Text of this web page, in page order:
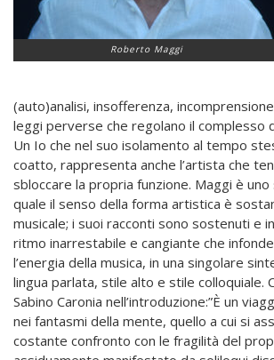
Roberto Maggi
(auto)analisi, insofferenza,
leggi perverse che regolano il complesso
Un Io che nel suo isolamento al tempo
coatto, rappresenta anche l’artista che
sbloccare la propria funzione. Maggi è
quale il senso della forma artistica è
musicale; i suoi racconti sono sostenuti e
ritmo inarrestabile e cangiante che
l’energia della musica, in una singolare
lingua parlata, stile alto e stile colloquiale.
Sabino Caronia nell’introduzione:”È un
nei fantasmi della mente, quello a cui si
costante confronto con le fragilità del